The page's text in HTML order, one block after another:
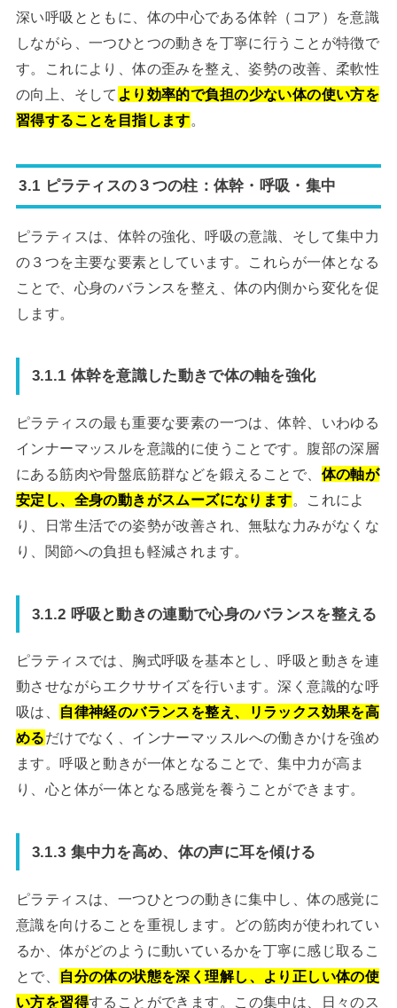
深い呼吸とともに、体の中心である体幹（コア）を意識
しながら、一つひとつの動きを丁寧に行うことが特徴で
す。これにより、体の歪みを整え、姿勢の改善、柔軟性
の向上、そして より効率的で負担の少ない体の使い方を
習得することを目指します。
3.1 ピラティスの３つの柱：体幹・呼吸・集中
ピラティスは、体幹の強化、呼吸の意識、そして集中力
の３つを主要な要素としています。これらが一体となる
ことで、心身のバランスを整え、体の内側から変化を促
します。
3.1.1 体幹を意識した動きで体の軸を強化
ピラティスの最も重要な要素の一つは、体幹、いわゆる
インナーマッスルを意識的に使うことです。腹部の深層
にある筋肉や骨盤底筋群などを鍛えることで、 体の軸が
安定し、全身の動きがスムーズになります。これによ
り、日常生活での姿勢が改善され、無駄な力みがなくな
り、関節への負担も軽減されます。
3.1.2 呼吸と動きの連動で心身のバランスを整える
ピラティスでは、胸式呼吸を基本とし、呼吸と動きを連
動させながらエクササイズを行います。深く意識的な呼
吸は、
自律神経のバランスを整え、リラックス効果を高
めるだけでなく、インナーマッスルへの働きかけを強め
ます。呼吸と動きが一体となることで、集中力が高ま
り、心と体が一体となる感覚を養うことができます。
3.1.3 集中力を高め、体の声に耳を傾ける
ピラティスは、一つひとつの動きに集中し、体の感覚に
意識を向けることを重視します。どの筋肉が使われてい
るか、体がどのように動いているかを丁寧に感じ取るこ
とで、
自分の体の状態を深く理解し、より正しい体の使
い方を習得することができます。この集中は、日々のス